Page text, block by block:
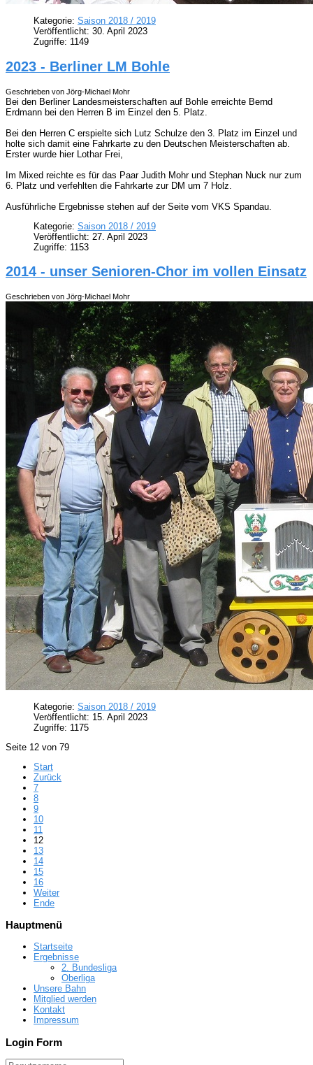
Kategorie: Saison 2018 / 2019
Veröffentlicht: 30. April 2023
Zugriffe: 1149
2023 - Berliner LM Bohle
Geschrieben von Jörg-Michael Mohr
Bei den Berliner Landesmeisterschaften auf Bohle erreichte Bernd
Erdmann bei den Herren B im Einzel den 5. Platz.
Bei den Herren C erspielte sich Lutz Schulze den 3. Platz im Einzel und
holte sich damit eine Fahrkarte zu den Deutschen Meisterschaften ab.
Erster wurde hier Lothar Frei,
Im Mixed reichte es für das Paar Judith Mohr und Stephan Nuck nur zum
6. Platz und verfehlten die Fahrkarte zur DM um 7 Holz.
Ausführliche Ergebnisse stehen auf der Seite vom VKS Spandau.
Kategorie: Saison 2018 / 2019
Veröffentlicht: 27. April 2023
Zugriffe: 1153
2014 - unser Senioren-Chor im vollen Einsatz
Geschrieben von Jörg-Michael Mohr
Kategorie: Saison 2018 / 2019
Veröffentlicht: 15. April 2023
Zugriffe: 1175
Seite 12 von 79
Start
Zurück
7
8
9
10
11
12
13
14
15
16
Weiter
Ende
Hauptmenü
Startseite
Ergebnisse
2. Bundesliga
Oberliga
Unsere Bahn
Mitglied werden
Kontakt
Impressum
Login Form